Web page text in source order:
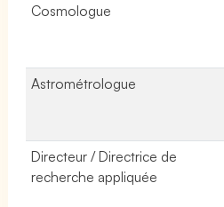
Cosmologue
Astrométrologue
Directeur / Directrice de
recherche appliquée